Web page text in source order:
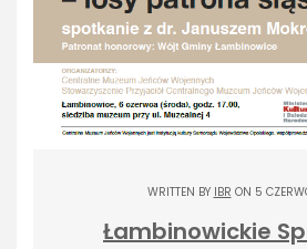
WRITTEN BY IBR ON 5
Łambinowickie